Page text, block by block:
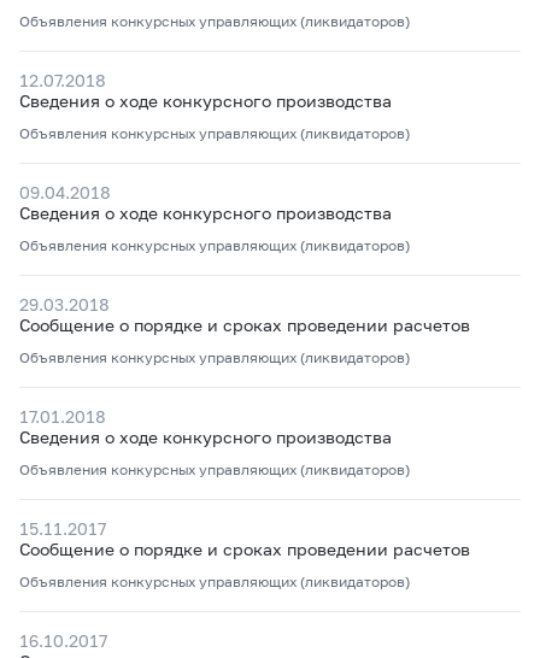
Объявления конкурсных управляющих (ликвидаторов)
12.07.2018
Сведения о ходе конкурсного производства
Объявления конкурсных управляющих (ликвидаторов)
09.04.2018
Сведения о ходе конкурсного производства
Объявления конкурсных управляющих (ликвидаторов)
29.03.2018
Сообщение о порядке и сроках проведении расчетов
Объявления конкурсных управляющих (ликвидаторов)
17.01.2018
Сведения о ходе конкурсного производства
Объявления конкурсных управляющих (ликвидаторов)
15.11.2017
Сообщение о порядке и сроках проведении расчетов
Объявления конкурсных управляющих (ликвидаторов)
16.10.2017